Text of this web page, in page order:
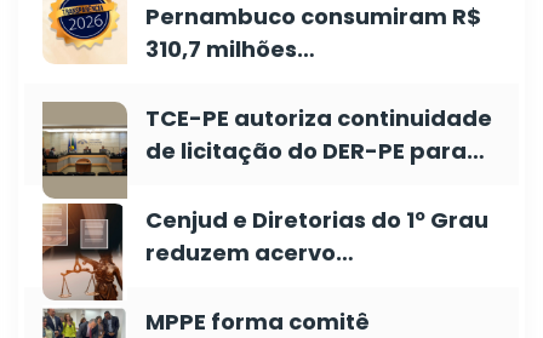
Pernambuco consumiram R$
310,7 milhões…
TCE-PE autoriza continuidade
de licitação do DER-PE para…
Cenjud e Diretorias do 1º Grau
reduzem acervo…
MPPE forma comitê